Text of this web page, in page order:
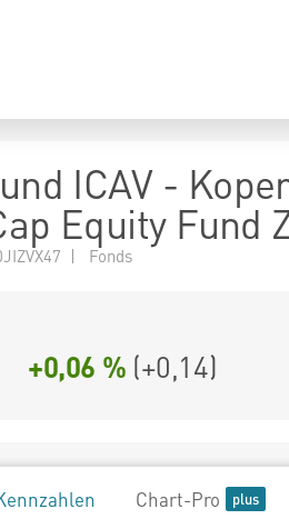
ICAV -
Equity Fund
| Fonds
+0,06 % (+0,14)
Chart-Pro